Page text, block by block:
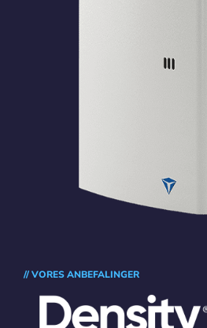
// VORES ANBEFALINGER